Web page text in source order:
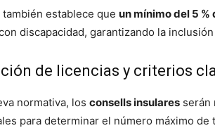
establece que un mínimo del 5 %
discapacidad, garantizando la
de licencias y criterios
normativa, los consells insulares serán
para determinar el número máximo de